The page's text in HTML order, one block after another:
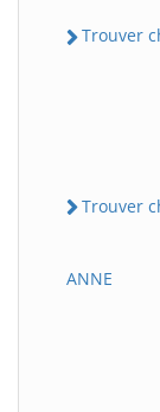
Trouver
Trouver
ANNE